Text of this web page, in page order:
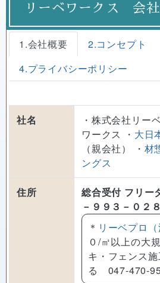
リーベワークス 会
1.会社概要 2.コンセプト
4.プライバシーポリシー
社名
・株式会社リ
ワークス ・ 大日
（親会社） ・ 材
ングス
住所
総合受付 フリー
－９９３－０２８
＊ リーベプロ（
０/㎡以上の大
キ・フェンス
る 047-470-